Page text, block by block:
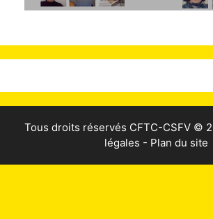
Tous droits réservés CFTC-CSFV ©
légales - Plan du site